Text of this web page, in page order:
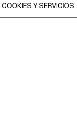
COOKIES Y SERVICIOS